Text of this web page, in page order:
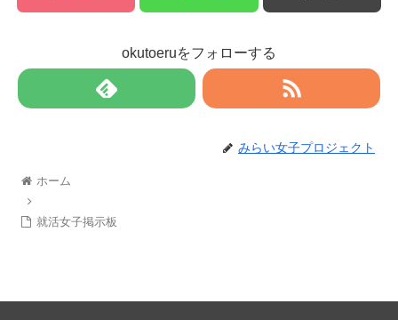
okutoeruをフォローする
みらい女子プロジェクト
ホーム
就活女子掲示板